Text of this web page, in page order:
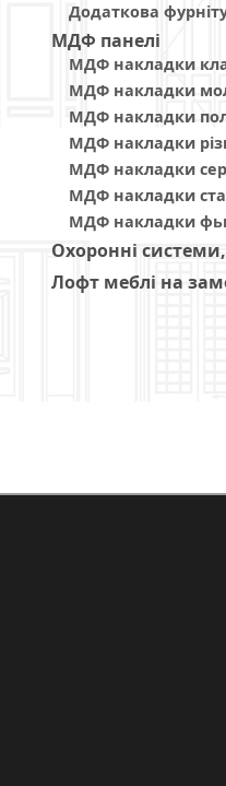
Додаткова
МДФ панелi
МДФ накладки
МДФ накладки
МДФ накладки
МДФ накладки
МДФ накладки
МДФ накладки
МДФ накладки
Охоронні
Лофт меблі на